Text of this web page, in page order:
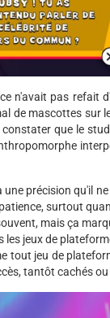
n'avait pas refait
de mascottes sur
que le
précision qu'il
surtout
mais ça
jeux de
jeu de
tantôt cachés